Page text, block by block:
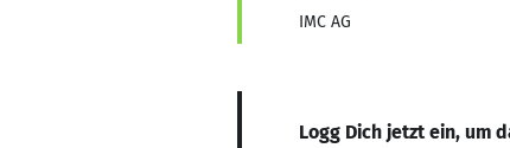
IMC AG
Logg Dich jetzt ein, um